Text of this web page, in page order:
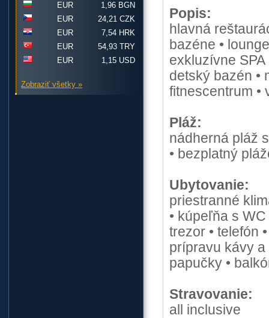
Popis:
hlavná
bazéne •
exkluzívne SPA
detský bazén •
fitnescentrum •
Pláž:
nádherná pláž
• bezplatný
Ubytovanie:
priestranné
• kúpeľňa s
trezor • telefón
prípravu kávy a
papučky •
Stravovanie:
all inclusive
EUR
1,96 BGN
EUR
24,21 CZK
EUR
7,54 HRK
EUR
54,93 TRY
EUR
1,15 USD
Zobraziť všetky »